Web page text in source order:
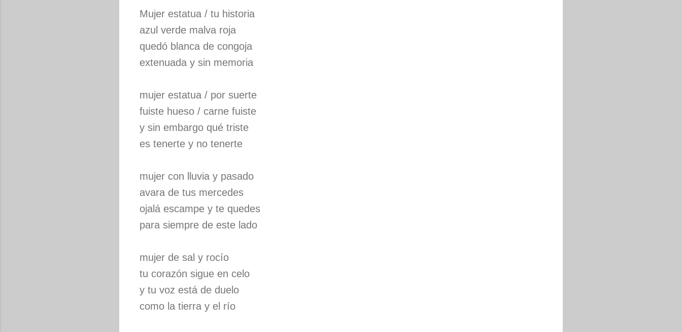
Mujer estatua / tu historia
azul verde malva roja
quedó blanca de congoja
extenuada y sin memoria
mujer estatua / por suerte
fuiste hueso / carne fuiste
y sin embargo qué triste
es tenerte y no tenerte
mujer con lluvia y pasado
avara de tus mercedes
ojalá escampe y te quedes
para siempre de este lado
mujer de sal y rocío
tu corazón sigue en celo
y tu voz está de duelo
como la tierra y el río